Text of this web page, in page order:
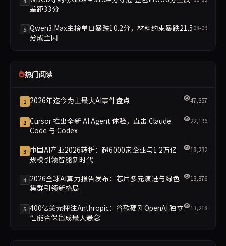
差距33分
5 Qwen3 Max主榜单日暴跌10.2分，材料约束暴跌21.5
分成主因
08-09
热门阅读
1 2026年迄今为止最大AI事件盘点 47,357
2 Cursor 推出全新 AI Agent 体验，直击 Claude
Code 与 Codex
22,196
3 中国AI产业2026转折：超6000家企业与1.2万亿
规模引领智能新时代
18,232
4 2026全球AI算力报告发布：芯片多元演进与绿色
集群引领新格局
13,876
5 400亿美元押注Anthropic：谷歌硬刚OpenAI 独立
性能否保留成最大悬念
13,218